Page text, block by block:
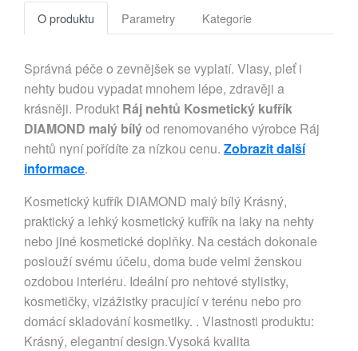
O produktu Parametry Kategorie
Správná péče o zevnějšek se vyplatí. Vlasy, pleť i
nehty budou vypadat mnohem lépe, zdravěji a
krásněji. Produkt Ráj nehtů Kosmetický kufřík
DIAMOND malý bílýod renomovaného výrobce Ráj
nehtů nyní pořídíte za nízkou cenu. Zobrazit další
informace.
Kosmetický kufřík DIAMOND malý bílý Krásný,
praktický a lehký kosmetický kufřík na laky na nehty
nebo jiné kosmetické doplňky. Na cestách dokonale
poslouží svému účelu, doma bude velmi ženskou
ozdobou interiéru. Ideální pro nehtové stylistky,
kosmetičky, vizážistky pracující v terénu nebo pro
domácí skladování kosmetiky. . Vlastnosti produktu:
Krásný, elegantní design.Vysoká kvalita